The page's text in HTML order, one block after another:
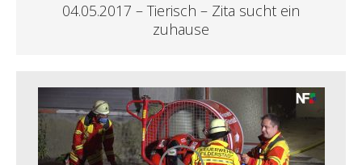
04.05.2017 – Tierisch – Zita sucht ein
zuhause